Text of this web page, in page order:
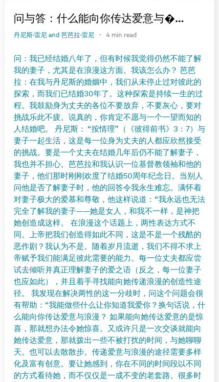
问与答：什么能向你传达爱意与�...
丹尼斯·雷尼 and 芭芭拉·雷尼 · 4 min read
问：我已经结婚八年了，但有时候我觉得仍然不能了解
我的妻子，尤其是在浪漫这方面。我该怎么办？ 芭芭
拉：在我与丹尼斯的婚姻中，我们从未停止过对彼此的
探索，而我们已结婚30年了。这种探索是持续一生的过
程。我鼓励身为丈夫的各位不要放弃，不要灰心，要对
挑战乐此不疲。说真的，你肯定不愿与一个一望而知的
人结婚吧。 丹尼斯： “按情理”（《彼得前书》3：7）与
妻子一起生活，这是每一位身为丈夫的人都应欣然接受
的挑战。要是一个丈夫在结婚几年后仍不能了解妻子，
我也并不担心。芭芭拉和我认识一位基督教领袖和他的
妻子，他们那时刚刚欢度了结婚50周年纪念日。当别人
问他是否了解妻子时，他的回答令我永生难忘。满怀着
对妻子极大的爱慕和尊敬，他这样说道：“我永远也无法
完全了解我的妻子——她是女人，和我不一样，是神把
她创造成这样。 在浪漫这个话题上，两性表达方式不
同。上帝把我们创造得如此不同，这是不是一个残酷的
恶作剧？我认为不是。随着岁月流逝，我们不得不求上
帝赋予我们能满足彼此需要的能力。每一位丈夫都应尝
试去倾听并真正理解妻子的爱之语（反之，每一位妻子
也应如此），并且着手寻找能向她传递浪漫的创造性途
径。 我发现在解决两性的这一分歧时，问这个问题会很
有帮助：“我能做些什么让你知道我爱你？换句话说，什
么能向你传达爱意与浪漫？ 如果能向她传达爱意的是惊
喜，那就想办法令她惊喜。又或许只是一次交谈就能向
她传达爱意，那就拨出一些不被打扰的时间，与她聊聊
天。也可以去散散步。传递爱意与浪漫的途径需要多样
化及富有创意。要让她感到，你在不同的时间段以不同
的方式看待她，而不仅仅是一成不变的老套路。很多时